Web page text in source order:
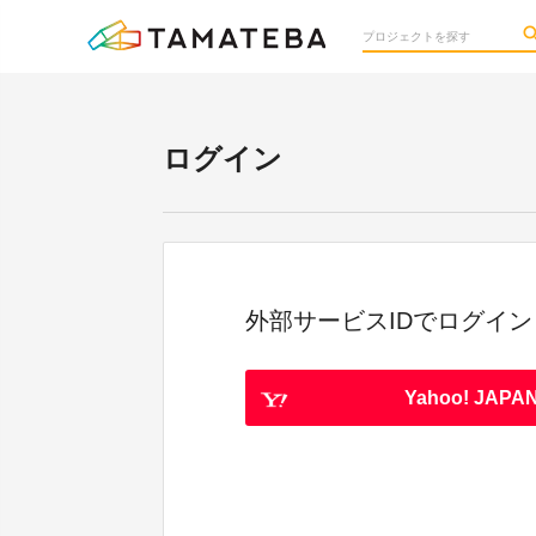
ログイン
外部サービスIDでログイン
Yahoo!